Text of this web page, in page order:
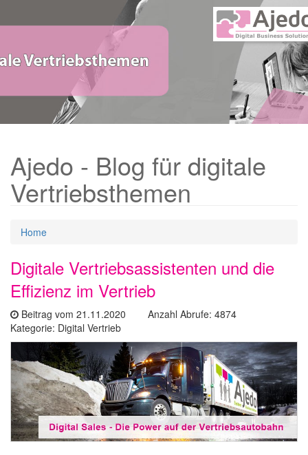
Ajedo - Blog für digitale
Vertriebsthemen
Home
Digitale Vertriebsassistenten und die
Effizienz im Vertrieb
Beitrag vom 21.11.2020 Anzahl Abrufe: 4874
Kategorie: Digital Vertrieb